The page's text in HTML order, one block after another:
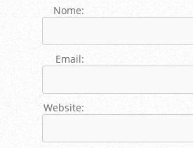
Nome:
Email:
Website: